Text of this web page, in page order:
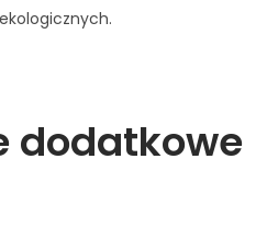
dodatkowe